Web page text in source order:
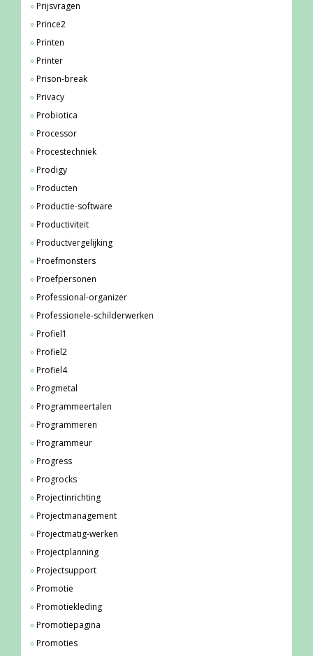
Prijsvragen
Prince2
Printen
Printer
Prison-break
Privacy
Probiotica
Processor
Procestechniek
Prodigy
Producten
Productie-software
Productiviteit
Productvergelijking
Proefmonsters
Proefpersonen
Professional-organizer
Professionele-schilderwerken
Profiel1
Profiel2
Profiel4
Progmetal
Programmeertalen
Programmeren
Programmeur
Progress
Progrocks
Projectinrichting
Projectmanagement
Projectmatig-werken
Projectplanning
Projectsupport
Promotie
Promotiekleding
Promotiepagina
Promoties